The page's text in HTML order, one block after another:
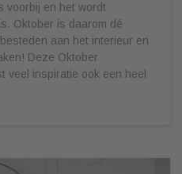
voorbij en het wordt
Oktober is daarom dé
aan het interieur en
Deze Oktober
veel inspiratie ook een heel